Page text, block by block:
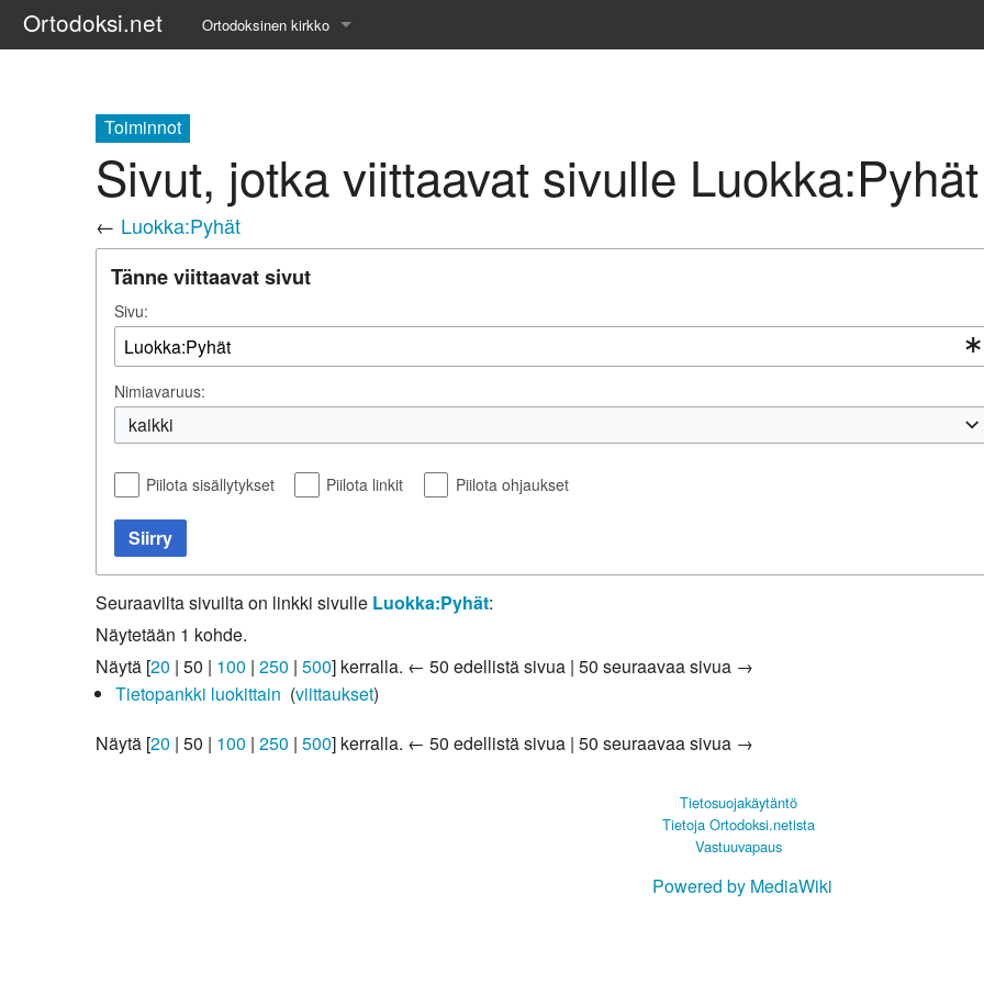
Ortodoksi.net Ortodoksinen kirkko
Opetuspuheet
Kirkkohistoria
Etiikka
Uskonoppi
Kirkkotaide
Suomen kirkko
Toiminnot
Sivut, jotka viittaavat sivulle Luokka:Pyhät
← Luokka:Pyhät
Tänne viittaavat sivut
Sivu:
Nimiavaruus:
kaikki
Piilota sisällytykset Piilota linkit Piilota ohjaukset
Siirry
Seuraavilta sivuilta on linkki sivulle Luokka:Pyhät:
Näytetään 1 kohde.
Näytä [20 | 50 | 100 | 250 | 500] kerralla. ← 50 edellistä sivua | 50 seuraavaa sivua →
Tietopankki luokittain (viittaukset)
Näytä [20 | 50 | 100 | 250 | 500] kerralla. ← 50 edellistä sivua | 50 seuraavaa sivua →
Tietosuojakäytäntö
Tietoja Ortodoksi.netista
Vastuuvapaus
Powered by MediaWiki